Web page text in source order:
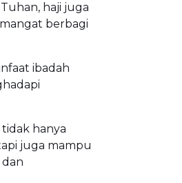
haji juga
berbagi
ibadah
hanya
juga mampu